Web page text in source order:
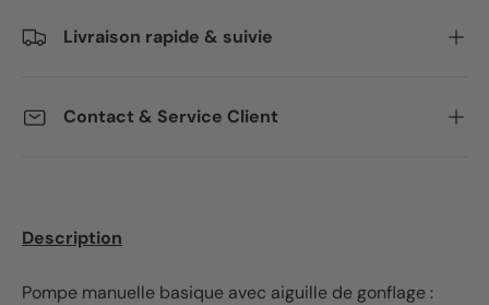
Livraison rapide & suivie
Contact & Service Client
Description
Pompe manuelle basique avec aiguille de gonflage :